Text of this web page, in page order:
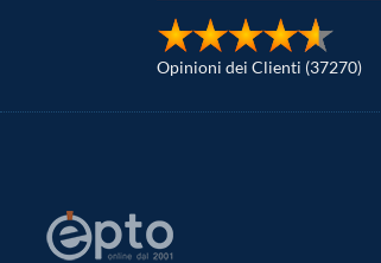
Opinioni dei Clienti (37270)